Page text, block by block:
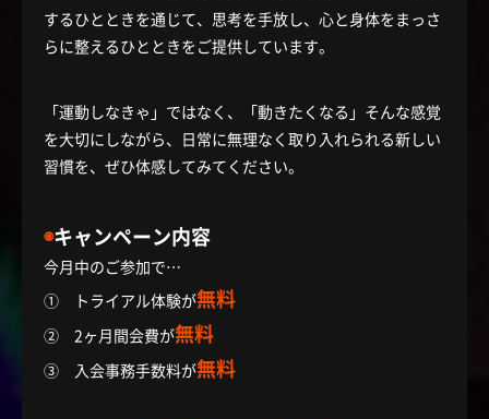
するひとときを通じて、思考を手放し、心と身体をまっさ
らに整えるひとときをご提供しています。
「運動しなきゃ」ではなく、「動きたくなる」そんな感覚
を大切にしながら、日常に無理なく取り入れられる新しい
習慣を、ぜひ体感してみてください。
◉キャンペーン内容
今月中のご参加で…
① トライアル体験が無料
② 2ヶ月間会費が無料
③ 入会事務手数料が無料